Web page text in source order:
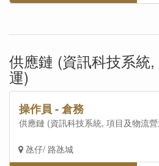
供應鏈 (資訊科技系統
運)
操作員 - 倉務
供應鏈 (資訊科技系統, 項目及物流
氹仔/ 路氹城